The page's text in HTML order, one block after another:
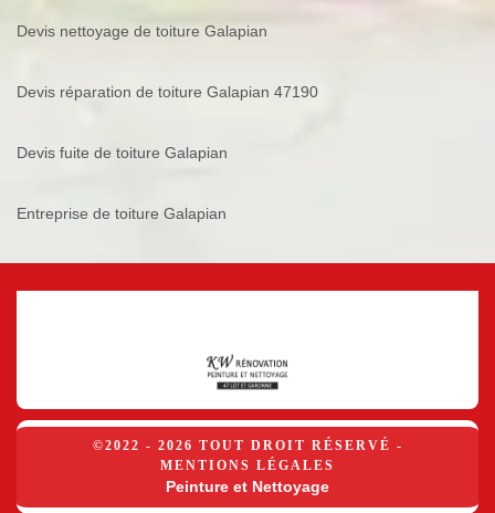
Devis nettoyage de toiture Galapian
Devis réparation de toiture Galapian 47190
Devis fuite de toiture Galapian
Entreprise de toiture Galapian
©2022 - 2026 TOUT DROIT RÉSERVÉ -
MENTIONS LÉGALES
Peinture et Nettoyage